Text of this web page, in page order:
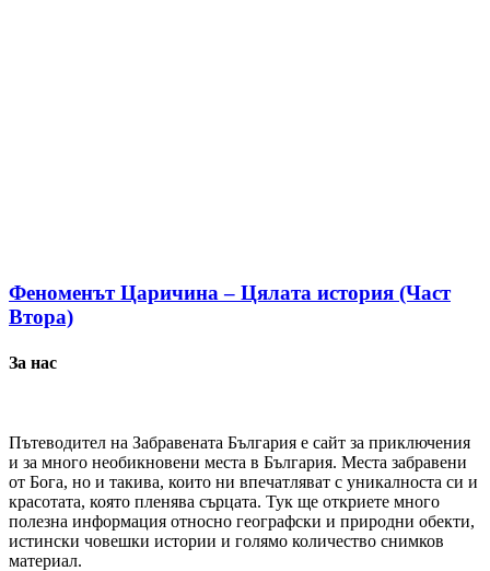
Феноменът Царичина – Цялата история (Част
Втора)
За нас
Пътеводител на Забравената България е сайт за приключения
и за много необикновени места в България. Места забравени
от Бога, но и такива, които ни впечатляват с уникалноста си и
красотата, която пленява сърцата. Тук ще откриете много
полезна информация относно географски и природни обекти,
истински човешки истории и голямо количество снимков
материал.